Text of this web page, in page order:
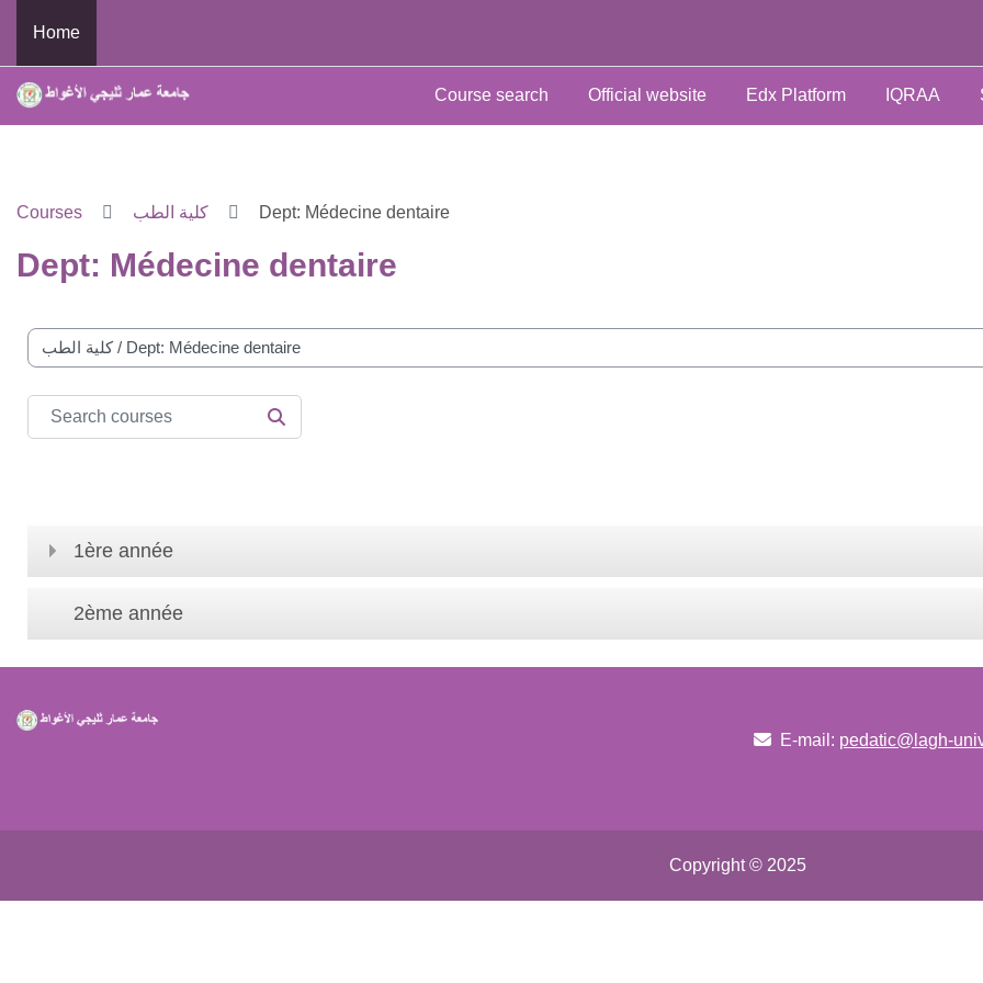
Home
Course search Official website Edx Platform IQRAA
Courses كلية الطب Dept: Médecine dentaire
Dept: Médecine dentaire
categories
Search courses
SEARCH COURSES
1ère année
2ème année
E-mail: pedatic@lagh-
Copyright © 2025